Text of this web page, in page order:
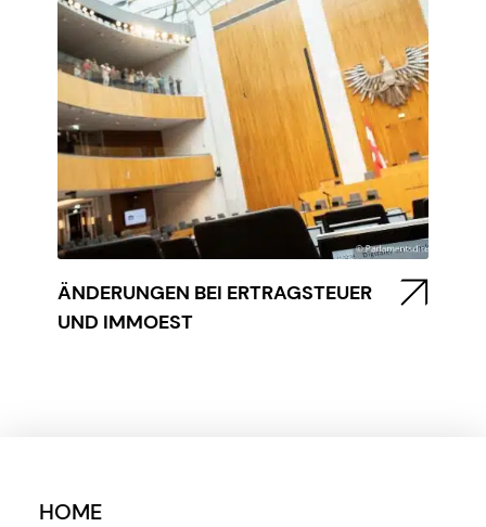
ÄNDERUNGEN BEI ERTRAGSTEUER
UND IMMOEST
HOME